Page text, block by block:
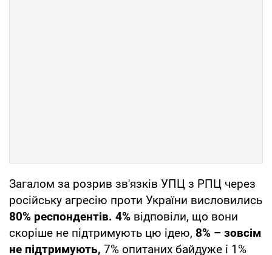
Загалом за розрив зв'язків УПЦ з РПЦ через
російську агресію проти України висловились
80% респондентів. 4% відповіли, що вони
скоріше не підтримують цю ідею, 8% – зовсім
не підтримують, 7% опитаних байдуже і 1%